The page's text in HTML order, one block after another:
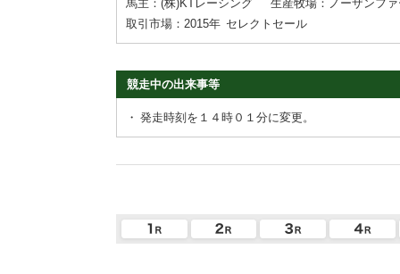
馬主：(株)KTレーシング
生産牧場：ノーザンフ
取引市場：2015年 セレクトセール
競走中の出来事等
・ 発走時刻を１４時０１分に変更。